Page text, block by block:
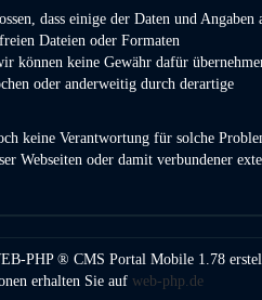
dass einige der Daten und Angaben
Dateien oder Formaten
können keine Gewähr dafür
oder anderweitig durch derartige
keine Verantwortung für solche
Webseiten oder damit verbundener
PHP ® CMS Portal Mobile 1.78
erhalten Sie auf web-php.de